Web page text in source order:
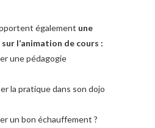
également une
l’animation de cours :
une pédagogie
la pratique dans son dojo
un bon échauffement ?